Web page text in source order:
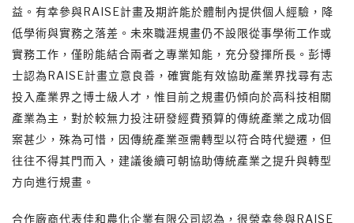
益。有幸參與RAISE計畫及期許能於體制內提供個人經驗，降
低學術與實務之落差。未來職涯規畫仍不設限從事學術工作或
實務工作，僅盼能結合兩者之專業知能，充分發揮所長。彭博
士認為RAISE計畫立意良善，確實能有效協助產業界找尋有志
投入產業界之博士級人才，惟目前之規畫仍傾向於高科技相關
產業為主，對於較無力投注研發經費預算的傳統產業之成功個
案甚少，殊為可惜，因傳統產業亟需轉型以符合時代變遷，但
往往不得其門而入，建議後續可朝協助傳統產業之提升與轉型
方向進行規畫。
合作廠商代表佳和農化企業有限公司認為，很榮幸參與RAISE